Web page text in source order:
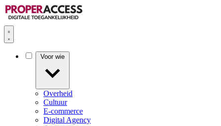
Overheid
Cultuur
E-commerce
Digital Agency